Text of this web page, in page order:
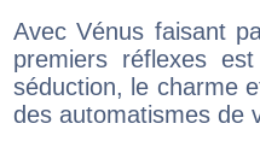
Avec Vénus faisant
premiers réflexes
séduction, le charme
des automatismes de